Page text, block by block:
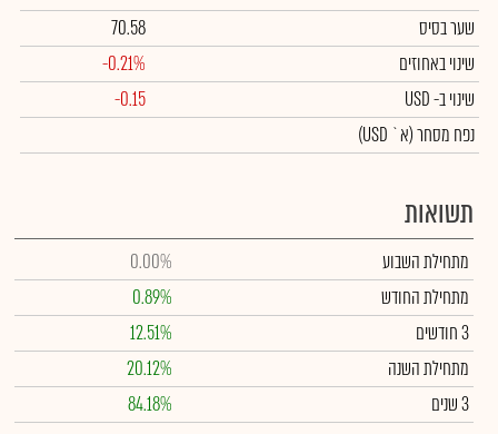
שער בסיס
70.58
שינוי באחוזים
-0.21%
שינויב- USD
-0.15
נפח מסחר(א` USD)
תשואות
מתחילת השבוע
0.00%
מתחילת החודש
0.89%
3 חודשים
12.51%
מתחילת השנה
20.12%
3 שנים
84.18%